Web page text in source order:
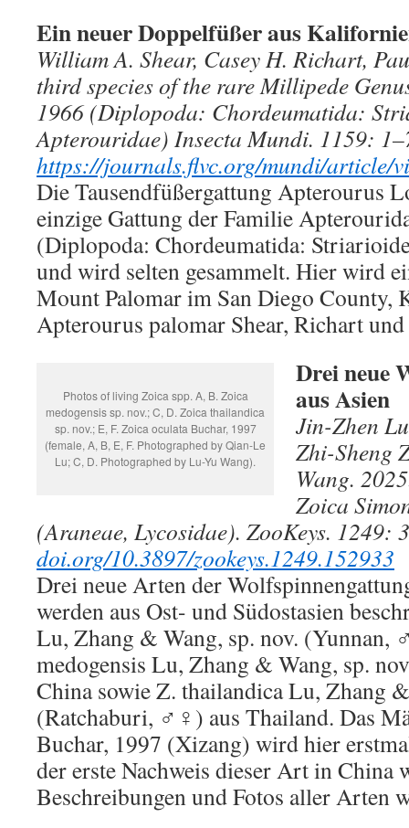
Ein neuer Doppelfüßer aus
William A. Shear, Casey H. Richart,
third species of the rare Millipede
1966 (Diplopoda: Chordeumatida:
Apterouridae) Insecta Mundi. 1159:
https://journals.flvc.org/mundi/article/
Die Tausendfüßergattung Apterourus
einzige Gattung der Familie
(Diplopoda: Chordeumatida:
und wird selten gesammelt. Hier wird
Mount Palomar im San Diego County,
Apterourus palomar Shear, Richart
Photos of living Zoica spp. A, B. Zoica
medogensis sp. nov.; C, D. Zoica thailandica
sp. nov.; E, F. Zoica oculata Buchar, 1997
(female, A, B, E, F. Photographed by Qian-Le
Lu; C, D. Photographed by Lu-Yu Wang).
Drei neue
aus Asien
Jin-Zhen
Zhi-Sheng
Wang.
Zoica
(Araneae, Lycosidae). ZooKeys. 1249:
doi.org/10.3897/zookeys.1249.152933
Drei neue Arten der
werden aus Ost- und Südostasien
Lu, Zhang & Wang, sp. nov.
medogensis Lu, Zhang & Wang, sp.
China sowie Z. thailandica Lu, Zhang
(Ratchaburi, ♂♀) aus Thailand. Das
Buchar, 1997 (Xizang) wird hier
der erste Nachweis dieser Art in China
Beschreibungen und Fotos aller Arten